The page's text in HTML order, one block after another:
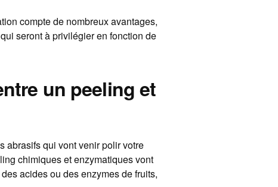
compte de nombreux avantages,
seront à privilégier en fonction de
un peeling et
abrasifs qui vont venir polir votre
chimiques et enzymatiques vont
acides ou des enzymes de fruits,